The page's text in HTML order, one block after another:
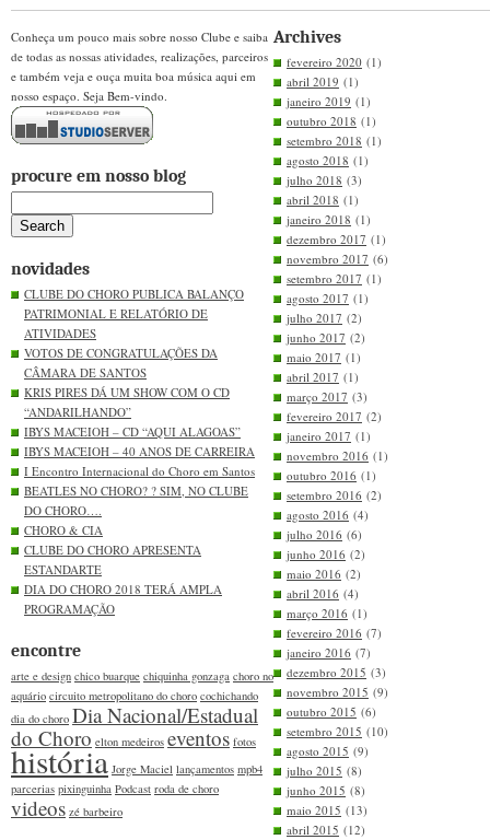
Conheça um pouco mais sobre nosso Clube e saiba
de todas as nossas atividades, realizações, parceiros
e também veja e ouça muita boa música aqui em
nosso espaço. Seja Bem-vindo.
procure em nosso blog
novidades
CLUBE DO CHORO PUBLICA BALANÇO
PATRIMONIAL E RELATÓRIO DE
ATIVIDADES
VOTOS DE CONGRATULAÇÕES DA
CÂMARA DE SANTOS
KRIS PIRES DÁ UM SHOW COM O CD
“ANDARILHANDO”
IBYS MACEIOH – CD “AQUI ALAGOAS”
IBYS MACEIOH – 40 ANOS DE CARREIRA
I Encontro Internacional do Choro em Santos
BEATLES NO CHORO? ? SIM, NO CLUBE
DO CHORO….
CHORO & CIA
CLUBE DO CHORO APRESENTA
ESTANDARTE
DIA DO CHORO 2018 TERÁ AMPLA
PROGRAMAÇÃO
encontre
arte e design chico buarque chiquinha gonzaga choro no
aquário circuito metropolitano do choro cochichando
dia do choro Dia Nacional/Estadual
do Choro elton medeiros eventos fotos
história Jorge Maciel lançamentos mpb4
parcerias pixinguinha Podcast roda de choro
videos zé barbeiro
Archives
fevereiro 2020 (1)
abril 2019 (1)
janeiro 2019 (1)
outubro 2018 (1)
setembro 2018 (1)
agosto 2018 (1)
julho 2018 (3)
abril 2018 (1)
janeiro 2018 (1)
dezembro 2017 (1)
novembro 2017 (6)
setembro 2017 (1)
agosto 2017 (1)
julho 2017 (2)
junho 2017 (2)
maio 2017 (1)
abril 2017 (1)
março 2017 (3)
fevereiro 2017 (2)
janeiro 2017 (1)
novembro 2016 (1)
outubro 2016 (1)
setembro 2016 (2)
agosto 2016 (4)
julho 2016 (6)
junho 2016 (2)
maio 2016 (2)
abril 2016 (4)
março 2016 (1)
fevereiro 2016 (7)
janeiro 2016 (7)
dezembro 2015 (3)
novembro 2015 (9)
outubro 2015 (6)
setembro 2015 (10)
agosto 2015 (9)
julho 2015 (8)
junho 2015 (8)
maio 2015 (13)
abril 2015 (12)